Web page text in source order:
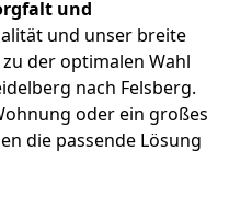
und
und unser breite
der optimalen Wahl
nach Felsberg.
oder ein großes
die passende Lösung